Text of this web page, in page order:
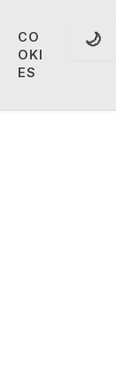
CO
OKI
ES
🌙